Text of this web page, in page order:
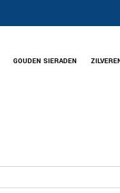
GOUDEN SIERADEN